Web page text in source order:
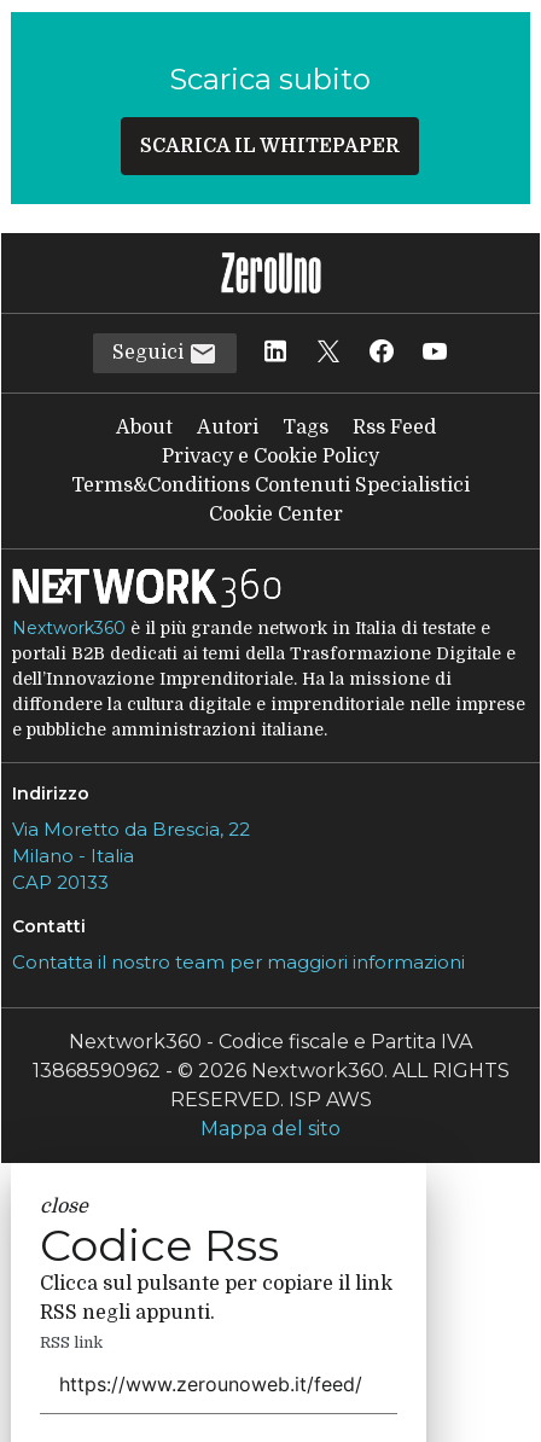
Scarica subito
SCARICA IL WHITEPAPER
Seguici
About Autori Tags
Rss Feed
Privacy e Cookie Policy
Terms&Conditions Contenuti Specialistici
Cookie Center
Nextwork360 è il più grande network in Italia di testate e
portali B2B dedicati ai temi della Trasformazione Digitale e
dell’Innovazione Imprenditoriale. Ha la missione di
diffondere la cultura digitale e imprenditoriale nelle imprese
e pubbliche amministrazioni italiane.
Indirizzo
Via Moretto da Brescia, 22
Milano - Italia
CAP 20133
Contatti
Contatta il nostro team per maggiori informazioni
Nextwork360 - Codice fiscale e Partita IVA
13868590962 - © 2026 Nextwork360. ALL RIGHTS
RESERVED. ISP AWS
Mappa del sito
close
Codice Rss
Clicca sul pulsante per copiare il link
RSS negli appunti.
RSS link